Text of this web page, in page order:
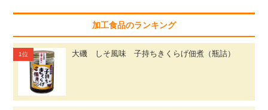
加工食品のランキング
大磯 しそ風味 子持ちきくらげ佃煮（瓶詰）